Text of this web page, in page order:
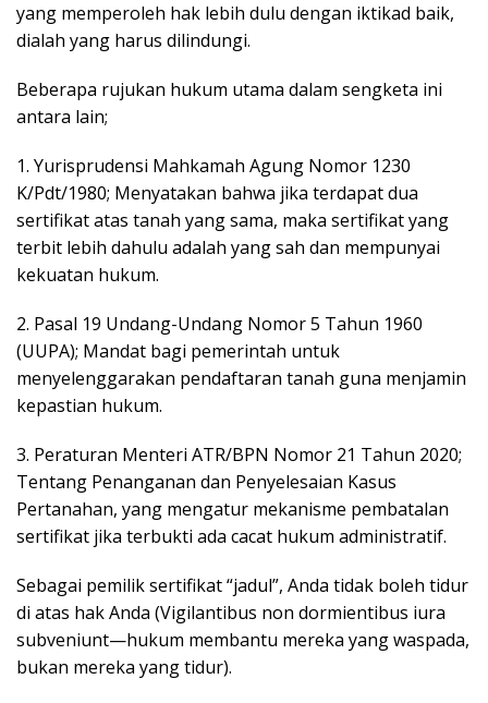
yang memperoleh hak lebih dulu dengan iktikad baik,
dialah yang harus dilindungi.
Beberapa rujukan hukum utama dalam sengketa ini
antara lain;
1. Yurisprudensi Mahkamah Agung Nomor 1230
K/Pdt/1980; Menyatakan bahwa jika terdapat dua
sertifikat atas tanah yang sama, maka sertifikat yang
terbit lebih dahulu adalah yang sah dan mempunyai
kekuatan hukum.
2. Pasal 19 Undang-Undang Nomor 5 Tahun 1960
(UUPA); Mandat bagi pemerintah untuk
menyelenggarakan pendaftaran tanah guna menjamin
kepastian hukum.
3. Peraturan Menteri ATR/BPN Nomor 21 Tahun 2020;
Tentang Penanganan dan Penyelesaian Kasus
Pertanahan, yang mengatur mekanisme pembatalan
sertifikat jika terbukti ada cacat hukum administratif.
Sebagai pemilik sertifikat “jadul”, Anda tidak boleh tidur
di atas hak Anda (Vigilantibus non dormientibus iura
subveniunt—hukum membantu mereka yang waspada,
bukan mereka yang tidur).